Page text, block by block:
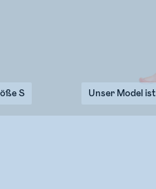
S Unser Model